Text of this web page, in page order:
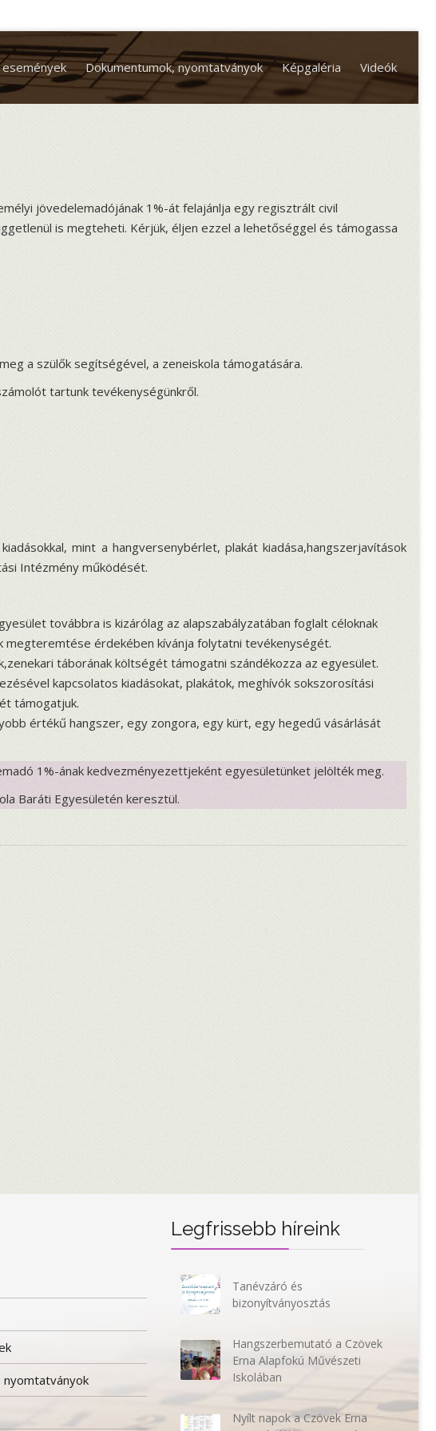
Dokumentumok, nyomtatványok Képgaléria Videók
jövedelemadójának 1%-át felajánlja egy regisztrált civil
is megteheti. Kérjük, éljen ezzel a lehetőséggel és támogassa
a szülők segítségével, a zeneiskola támogatására.
tartunk tevékenységünkről.
mint a hangversenybérlet, plakát kiadása,hangszerjavítások
Intézmény működését.
továbbra is kizárólag az alapszabályzatában foglalt céloknak
érdekében kívánja folytatni tevékenységét.
táborának költségét támogatni szándékozza az egyesület.
kapcsolatos kiadásokat, plakátok, meghívók sokszorosítási
támogatjuk.
értékű hangszer, egy zongora, egy kürt, egy hegedű vásárlását
1%-ának kedvezményezettjeként egyesületünket jelölték meg.
Baráti Egyesületén keresztül.
nyomtatványok
Legfrissebb híreink
Tanévzáró és
bizonyítványosztás
Hangszerbemutató a Czövek
Erna Alapfokú Művészeti
Iskolában
Nyílt napok a Czövek Erna